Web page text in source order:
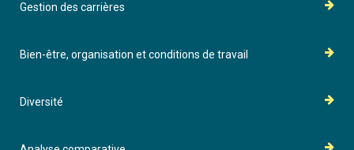
large diffusion. Les résultats de
connaissance de la collectivité
Gestion des carrières
Bien-être, organisation et conditions de travail
Diversité